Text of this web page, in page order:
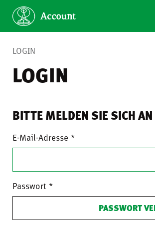
LOGIN
LOGIN
BITTE MELDEN SIE SICH AN
E-Mail-Adresse
Passwort
PASSWORT